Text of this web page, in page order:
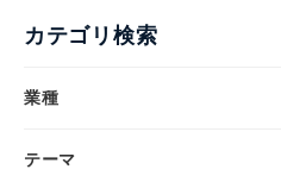
カテゴリ検索
業種
テーマ